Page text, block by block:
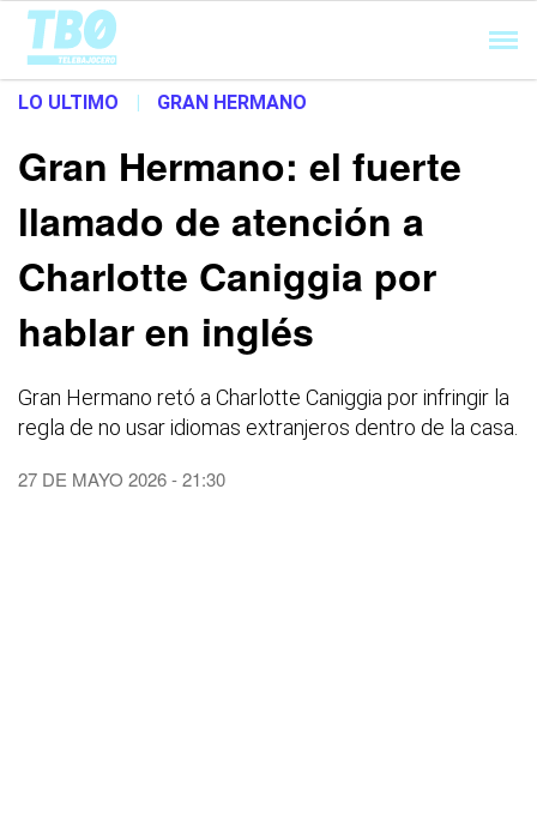
Cargando...
LO ULTIMO | GRAN HERMANO
Gran Hermano: el fuerte
llamado de atención a
Charlotte Caniggia por
hablar en inglés
Gran Hermano retó a Charlotte Caniggia por infringir la
regla de no usar idiomas extranjeros dentro de la casa.
27 DE MAYO 2026 - 21:30